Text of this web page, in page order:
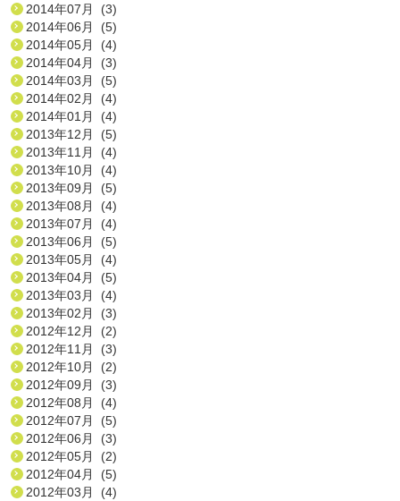
2014年07月 (3)
2014年06月 (5)
2014年05月 (4)
2014年04月 (3)
2014年03月 (5)
2014年02月 (4)
2014年01月 (4)
2013年12月 (5)
2013年11月 (4)
2013年10月 (4)
2013年09月 (5)
2013年08月 (4)
2013年07月 (4)
2013年06月 (5)
2013年05月 (4)
2013年04月 (5)
2013年03月 (4)
2013年02月 (3)
2012年12月 (2)
2012年11月 (3)
2012年10月 (2)
2012年09月 (3)
2012年08月 (4)
2012年07月 (5)
2012年06月 (3)
2012年05月 (2)
2012年04月 (5)
2012年03月 (4)